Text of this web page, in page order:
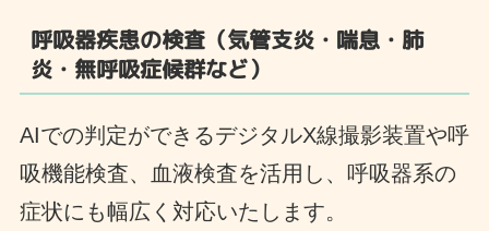
呼吸器疾患の検査（気管支炎・喘息・肺
炎・無呼吸症候群など）
AIでの判定ができるデジタルX線撮影装置や呼
吸機能検査、血液検査を活用し、呼吸器系の
症状にも幅広く対応いたします。